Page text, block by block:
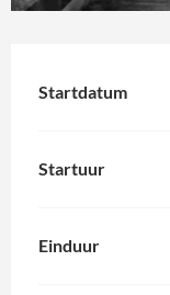
Startdatum
Startuur
Einduur